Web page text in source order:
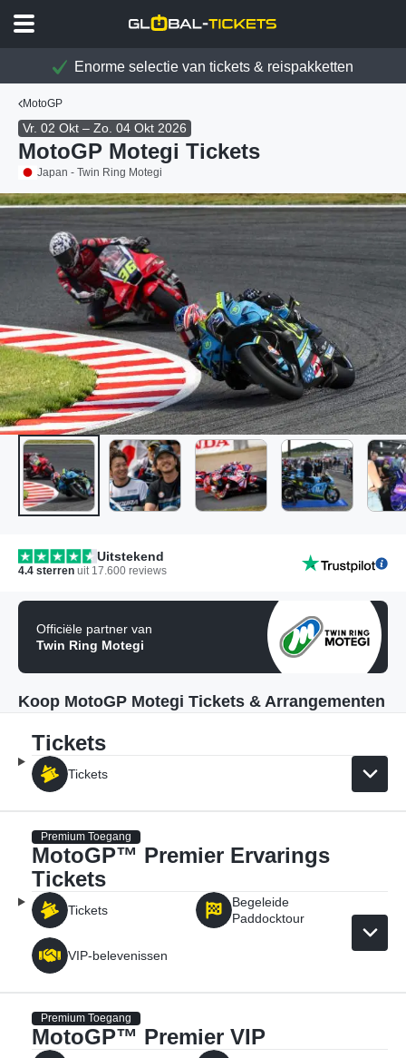
Enorme selectie van tickets & reispakketten
MotoGP
Vr. 02 Okt – Zo. 04 Okt 2026
MotoGP Motegi Tickets
Japan - Twin Ring Motegi
Uitstekend
4.4 sterren uit 17.600 reviews
Officiële partner van
Twin Ring Motegi
Koop MotoGP Motegi Tickets & Arrangementen
Tickets
Tickets
Premium Toegang
MotoGP™ Premier Ervarings
Tickets
Tickets
Begeleide
Paddocktour
VIP-belevenissen
Premium Toegang
MotoGP™ Premier VIP